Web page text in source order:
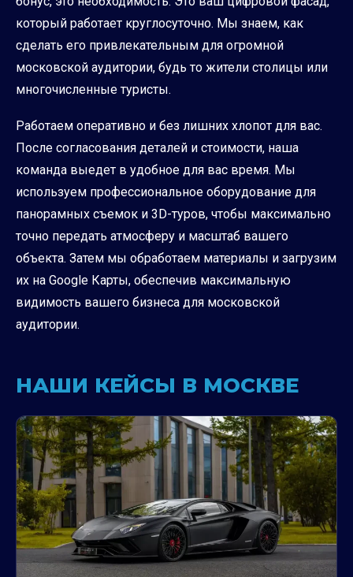
который работает круглосуточно. Мы знаем, как
сделать его привлекательным для огромной
московской аудитории, будь то жители столицы или
многочисленные туристы.
Работаем оперативно и без лишних хлопот для вас.
После согласования деталей и стоимости, наша
команда выедет в удобное для вас время. Мы
используем профессиональное оборудование для
панорамных съемок и 3D-туров, чтобы максимально
точно передать атмосферу и масштаб вашего
объекта. Затем мы обработаем материалы и загрузим
их на Google Карты, обеспечив максимальную
видимость вашего бизнеса для московской
аудитории.
НАШИ КЕЙСЫ В МОСКВЕ